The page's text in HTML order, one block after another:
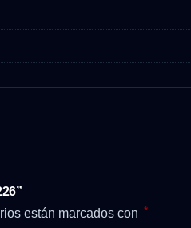
están marcados con *